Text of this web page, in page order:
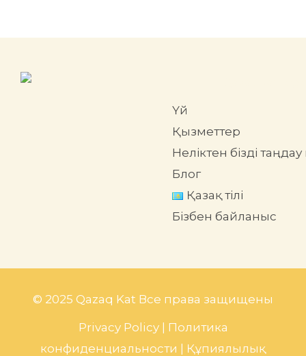
Үй
Қызметтер
Неліктен бізді
Блог
Қазақ тілі
Бізбен байланыс
© 2025 Qazaq Kat Все права защищены
Privacy Policy| Политика
конфиденциальности
Құпиялылық